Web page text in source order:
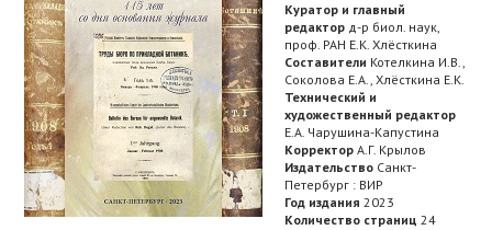
Куратор и главный
редактор д-р биол. наук,
проф. РАН Е.К. Хлёсткина
Составители Котелкина И.В.,
Соколова Е.А., Хлёсткина Е.К.
Технический и
художественный редактор
Е.А. Чарушина-Капустина
КорректорА.Г. Крылов
Издательство Санкт-
Петербург : ВИР
Год издания 2023
Количество страниц24